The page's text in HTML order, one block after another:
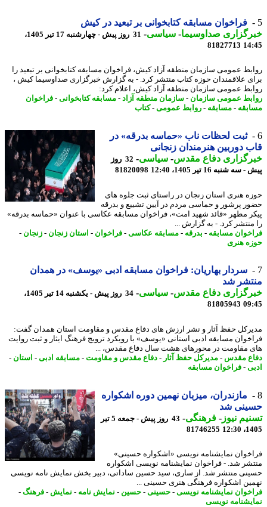
فراخوان مسابقه کتابخوانی بر تبعید در کیش
صداوسیما-سیاسی-
31 روز پیش - چهارشنبه 17 تیر 1405،
81827713
عمومی سازمان منطقه آزاد کیش، فراخوان مسابقه کتابخوانی بر تبعید را
علاقمندان حوزه کتاب منتشر کرد. - به گزارش خبرگزاری صداوسیما کیش ،
عمومی سازمان منطقه آزاد کیش، اعلام کرد:
عمومی سازمان -سازمان منطقه آزاد - مسابقه کتابخوانی- فراخوان
-مسابقه-روابط عمومی-کتاب
ثبت لحظات ناب «حماسه بدرقه» در
دوربین هنرمندان زنجانی
دفاع مقدس-سیاسی-
32 روز
شنبه 16 تیر 1405، 12:40
81820098
هنری استان زنجان در راستای ثبت جلوه های
پرشور و حماسی مردم در آیین تشییع و بدرقه
مطهر «قائد شهید امت»، فراخوان مسابقه عکاسی با عنوان «حماسه بدرقه»
کرد. - به گزارش ...
مسابقه-بدرقه- مسابقه عکاسی-فراخوان- استان زنجان-زنجان-
هنری
سردار بهاریان: فراخوان مسابقه ادبی «یوسف» در همدان
شد
دفاع مقدس-سیاسی-
34 روز پیش - یکشنبه 14 تیر 1405،
81805943
حفظ آثار و نشر ارزش های دفاع مقدس و مقاومت استان همدان گفت:
مسابقه ادبی استانی «یوسف» با رویکرد ترویج فرهنگ ایثار و ثبت روایت
مقاومت در محورهای هشت سال دفاع مقدس، ...
مقدس-مدیرکل حفظ آثار- دفاع مقدس و مقاومت-مسابقه ادبی -استان-
-فراخوان مسابقه
مازندران، میزبان نهمین دوره اشکواره
شد
نیوز-فرهنگی-
43 روز پیش - جمعه 5 تیر
81746255
نمایشنامه نویسی «اشکواره حسینی»
شد. - فراخوان نمایشنامه نویسی اشکواره
منتشر شد. از ساری، سید حسین ساداتی، دبیر بخش نمایش نامه نویسی
اشکواره فرهنگی هنری حسینی ...
نمایشنامه نویسی-حسینی-حسین-نمایش نامه -نمایش-فرهنگ -
نویسی